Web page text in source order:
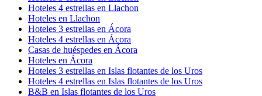
Hoteles 4 estrellas en Llachon
Hoteles en Llachon
Hoteles 3 estrellas en Ácora
Hoteles 4 estrellas en Ácora
Casas de huéspedes en Ácora
Hoteles en Ácora
Hoteles 3 estrellas en Islas flotantes de los Uros
Hoteles 4 estrellas en Islas flotantes de los Uros
B&B en Islas flotantes de los Uros